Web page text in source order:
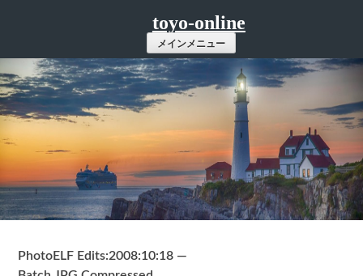
ツ
へ
ス
キ
ッ
プ
toyo-online
メインメニュー
PhotoELF Edits:2008:10:18 —